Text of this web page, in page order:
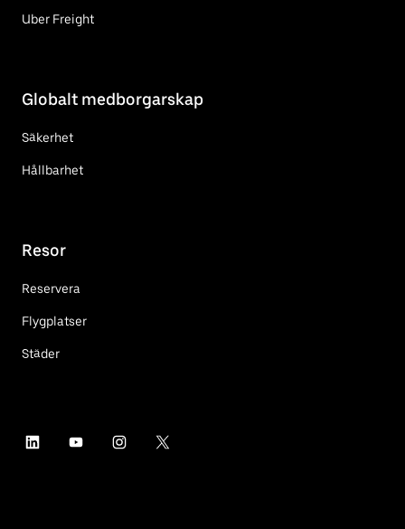
Uber Freight
Globalt medborgarskap
Säkerhet
Hållbarhet
Resor
Reservera
Flygplatser
Städer